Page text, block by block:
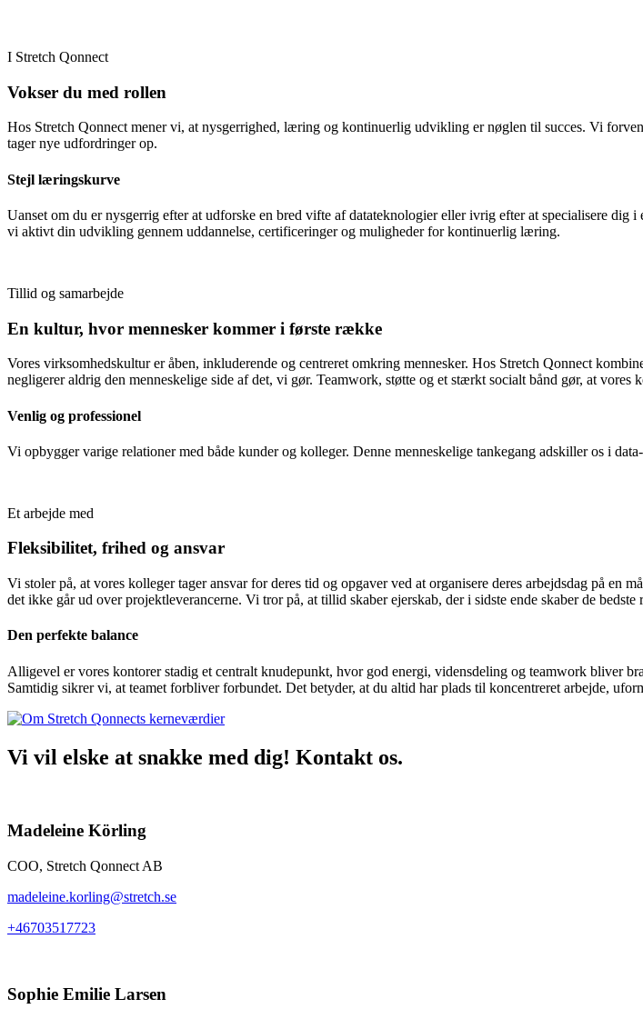
I Stretch Qonnect
Vokser du med rollen
Hos Stretch Qonnect mener vi, at nysgerrighed, læring og kontinuerlig udvikling er nøglen til succes. Vi
tager nye udfordringer op.
Stejl læringskurve
Uanset om du er nysgerrig efter at udforske en bred vifte af datateknologier eller ivrig efter at specialisere
vi aktivt din udvikling gennem uddannelse, certificeringer og muligheder for kontinuerlig læring.
Tillid og samarbejde
En kultur, hvor mennesker kommer i første række
Vores virksomhedskultur er åben, inkluderende og centreret omkring mennesker. Hos Stretch Qonnect
negligerer aldrig den menneskelige side af det, vi gør. Teamwork, støtte og et stærkt socialt bånd gør, at vores
Venlig og professionel
Vi opbygger varige relationer med både kunder og kolleger. Denne menneskelige tankegang adskiller os i
Et arbejde med
Fleksibilitet, frihed og ansvar
Vi stoler på, at vores kolleger tager ansvar for deres tid og opgaver ved at organisere deres arbejdsdag på en
det ikke går ud over projektleverancerne. Vi tror på, at tillid skaber ejerskab, der i sidste ende skaber de bedste
Den perfekte balance
Alligevel er vores kontorer stadig et centralt knudepunkt, hvor god energi, vidensdeling og teamwork bliver
Samtidig sikrer vi, at teamet forbliver forbundet. Det betyder, at du altid har plads til koncentreret arbejde,
Vi vil elske at snakke med dig! Kontakt os.
Madeleine Körling
COO, Stretch Qonnect AB
madeleine.korling@stretch.se
+46703517723
Sophie Emilie Larsen